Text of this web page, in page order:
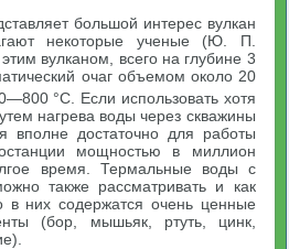
большой интерес вулкан
некоторые ученые (Ю. П.
вулканом, всего на глубине 3
очаг объемом около 20
°С. Если использовать хотя
нагрева воды через скважины
вполне достаточно для работы
мощностью в миллион
время. Термальные воды с
также рассматривать и как
в них содержатся очень ценные
(бор, мышьяк, ртуть, цинк,